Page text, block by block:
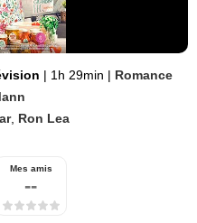
| 1h 29min | Romance
, Ron Lea
Mes amis
--